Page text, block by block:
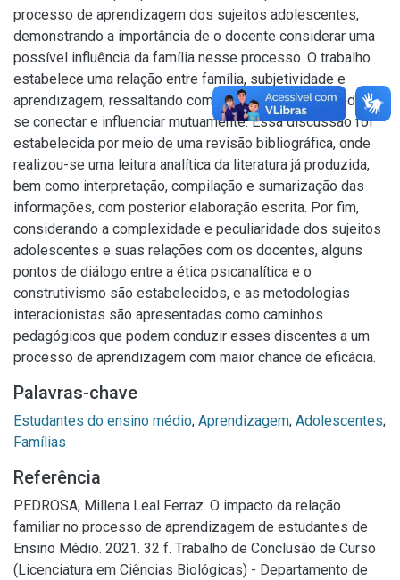
processo de aprendizagem dos sujeitos adolescentes,
demonstrando a importância de o docente considerar uma
possível influência da família nesse processo. O trabalho
estabelece uma relação entre família, subjetividade e
aprendizagem, ressaltando como esses aspectos podem
se conectar e influenciar mutuamente. Essa discussão foi
estabelecida por meio de uma revisão bibliográfica, onde
realizou-se uma leitura analítica da literatura já produzida,
bem como interpretação, compilação e sumarização das
informações, com posterior elaboração escrita. Por fim,
considerando a complexidade e peculiaridade dos sujeitos
adolescentes e suas relações com os docentes, alguns
pontos de diálogo entre a ética psicanalítica e o
construtivismo são estabelecidos, e as metodologias
interacionistas são apresentadas como caminhos
pedagógicos que podem conduzir esses discentes a um
processo de aprendizagem com maior chance de eficácia.
Palavras-chave
Estudantes do ensino médio; Aprendizagem; Adolescentes;
Famílias
Referência
PEDROSA, Millena Leal Ferraz. O impacto da relação
familiar no processo de aprendizagem de estudantes de
Ensino Médio. 2021. 32 f. Trabalho de Conclusão de Curso
(Licenciatura em Ciências Biológicas) - Departamento de